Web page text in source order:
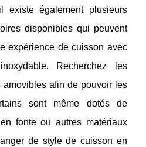
existe également plusieurs
disponibles qui peuvent
expérience de cuisson avec
Recherchez les
afin de pouvoir les
sont même dotés de
fonte ou autres matériaux
de style de cuisson en